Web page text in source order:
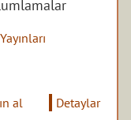
al Detaylar